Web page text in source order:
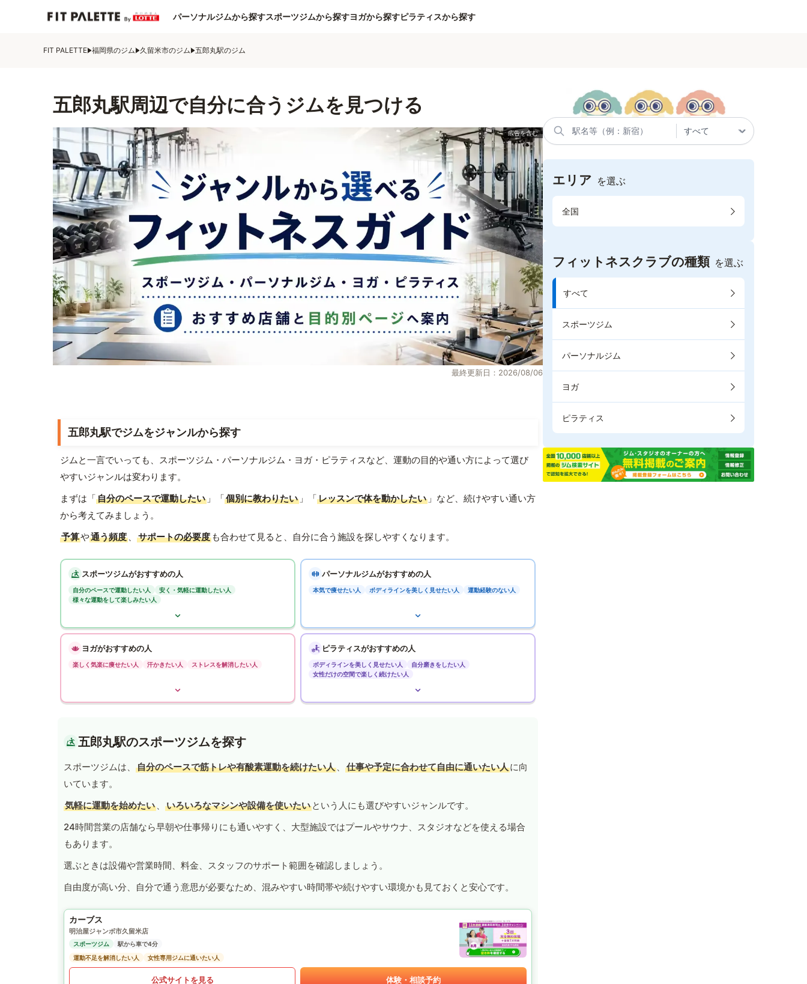
パーソナルジムから探すスポーツジムから探すヨガから探すピラティスから探す
FIT PALETTE 福岡県のジム 久留米市のジム 五郎丸駅のジム
五郎丸駅周辺で自分に合うジムを見つける
最終更新日：2026/08/06
五郎丸駅でジムをジャンルから探す
ジムと一言でいっても、スポーツジム・パーソナルジム・ヨガ・ピラティスなど、運動の目的や通い方によって選び
やすいジャンルは変わります。
まずは「自分のペースで運動したい 」「個別に教わりたい 」「レッスンで体を動かしたい 」など、続けやすい通い方
から考えてみましょう。
予算や通う頻度 、 サポートの必要度 も合わせて見ると、自分に合う施設を探しやすくなります。
スポーツジムがおすすめの人
自分のペースで運動したい人
安く・気軽に運動したい人
様々な運動をして楽しみたい人
パーソナルジムがおすすめの人
本気で痩せたい人 ボディラインを美しく見せたい人 運動経験のない人
ヨガがおすすめの人
楽しく気楽に痩せたい人 汗かきたい人 ストレスを解消したい人
ピラティスがおすすめの人
ボディラインを美しく見せたい人
自分磨きをしたい人
女性だけの空間で楽しく続けたい人
五郎丸駅のスポーツジムを探す
スポーツジムは、 自分のペースで筋トレや有酸素運動を続けたい人 、 仕事や予定に合わせて自由に通いたい人に向
いています。
気軽に運動を始めたい 、 いろいろなマシンや設備を使いたい という人にも選びやすいジャンルです。
24時間営業の店舗なら早朝や仕事帰りにも通いやすく、大型施設ではプールやサウナ、スタジオなどを使える場合
もあります。
選ぶときは設備や営業時間、料金、スタッフのサポート範囲を確認しましょう。
自由度が高い分、自分で通う意思が必要なため、混みやすい時間帯や続けやすい環境かも見ておくと安心です。
カーブス
明治屋ジャンボ市久留米店
スポーツジム
駅から車で4分
運動不足を解消したい人
女性専用ジムに通いたい人
公式サイトを見る 体験・相談予約
エリア を選ぶ
全国
フィットネスクラブの種類 を選ぶ
すべて
スポーツジム
パーソナルジム
ヨガ
ピラティス